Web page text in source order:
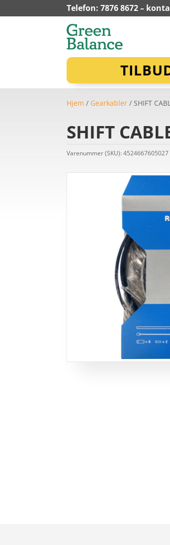
Telefon: 7876 8672 –
Hjem / Gearkabler / SHIFT
SHIFT
Varenummer (SKU):4524667605027